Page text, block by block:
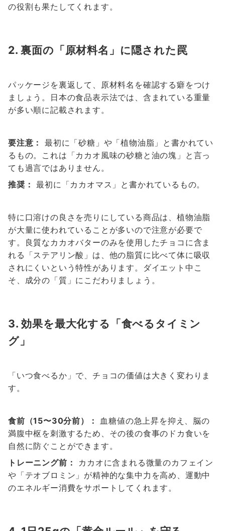
の役割も果たしてくれます。
2. 裏面の「原材料名」に隠された罠
パッケージを裏返して、原材料名を確認する癖をつけ
ましょう。日本の食品表示法では、含まれている重量
が多い順に記載されます。
要注意：
最初に「砂糖」や「植物油脂」と書かれてい
るもの。これは「カカオ風味の砂糖と油の塊」と言っ
ても過言ではありません。
推奨： 最初に「カカオマス」と書かれているもの。
特に口溶けの良さを売りにしている商品は、植物油脂
が大量に使われていることが多いので注意が必要で
す。良質なカカオバターのみを使用したチョコに含ま
れる「ステアリン酸」は、他の脂質に比べて体に吸収
されにくいという特性があります。ダイエット中こ
そ、成分の「質」にこだわりましょう。
3. 効果を最大化する「食べるタイミン
グ」
「いつ食べるか」で、チョコの価値は大きく変わりま
す。
食前（15〜30分前）：
血糖値の急上昇を抑え、脳の
満腹中枢を刺激するため、その後の食事のドカ食いを
自然に防ぐことができます。
トレーニング前：
カカオに含まれる微量のカフェイン
や「テオブロミン」が精神的な集中力を高め、運動中
のエネルギー消費をサポートしてくれます。